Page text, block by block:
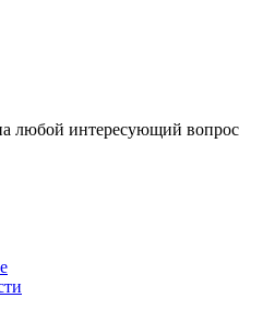
любой интересующий вопрос